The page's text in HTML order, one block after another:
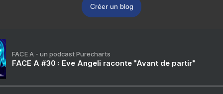
Créer un blog
FACE A - un podcast Purecharts
FACE A #30 : Eve Angeli raconte "Avant de partir"